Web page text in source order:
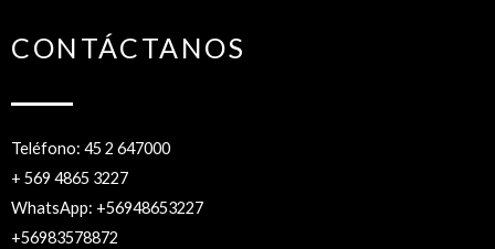
CONTÁCTANOS
Teléfono: 45 2 647000
+ 569 4865 3227
WhatsApp: +56948653227
+56983578872